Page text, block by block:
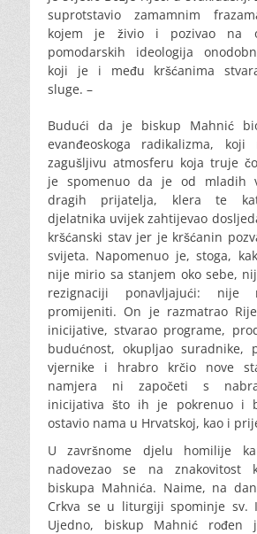
suprotstavio zamamnim
kojem je živio i pozivao na
pomodarskih ideologija
koji je i među kršćanima
sluge. –
Budući da je biskup Mahnić
evanđeoskoga radikalizma,
zagušljivu atmosferu koja truje
je spomenuo da je od mladih
dragih prijatelja, klera te
djelatnika uvijek zahtijevao
kršćanski stav jer je kršćanin
svijeta. Napomenuo je, stoga,
nije mirio sa stanjem oko sebe,
rezignaciji ponavljajući: nije
promijeniti. On je razmatrao
inicijative, stvarao programe,
budućnost, okupljao suradnike,
vjernike i hrabro krčio nove
namjera ni započeti s
inicijativa što ih je pokrenuo i
ostavio nama u Hrvatskoj, kao i
U završnome djelu homilije
nadovezao se na znakovitost
biskupa Mahnića. Naime, na
Crkva se u liturgiji spominje sv.
Ujedno, biskup Mahnić rođen